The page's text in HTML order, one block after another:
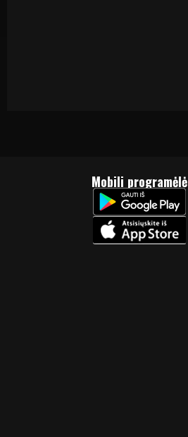
Mobili programėlė